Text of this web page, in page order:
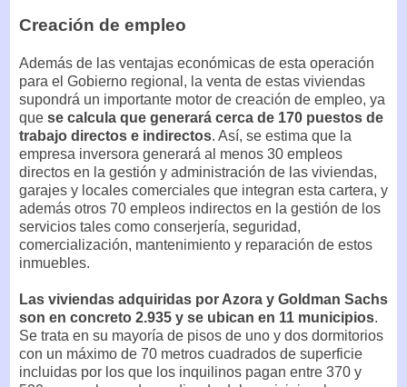
Creación de empleo
Además de las ventajas económicas de esta operación
para el Gobierno regional, la venta de estas viviendas
supondrá un importante motor de creación de empleo, ya
que se calcula que generará cerca de 170 puestos de
trabajo directos e indirectos. Así, se estima que la
empresa inversora generará al menos 30 empleos
directos en la gestión y administración de las viviendas,
garajes y locales comerciales que integran esta cartera, y
además otros 70 empleos indirectos en la gestión de los
servicios tales como conserjería, seguridad,
comercialización, mantenimiento y reparación de estos
inmuebles.
Las viviendas adquiridas por Azora y Goldman Sachs
son en concreto 2.935 y se ubican en 11 municipios.
Se trata en su mayoría de pisos de uno y dos dormitorios
con un máximo de 70 metros cuadrados de superficie
incluidas por los que los inquilinos pagan entre 370 y